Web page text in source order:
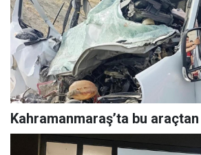
Kahramanmaraş’ta bu araçtan